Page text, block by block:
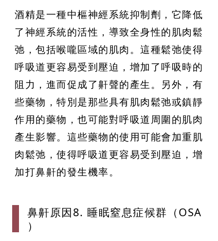
酒精是一種中樞神經系統抑制劑，它降低
了神經系統的活性，導致全身性的肌肉鬆
弛，包括喉嚨區域的肌肉。這種鬆弛使得
呼吸道更容易受到壓迫，增加了呼吸時的
阻力，進而促成了鼾聲的產生。另外，有
些藥物，特別是那些具有肌肉鬆弛或鎮靜
作用的藥物，也可能對呼吸道周圍的肌肉
產生影響。這些藥物的使用可能會加重肌
肉鬆弛，使得呼吸道更容易受到壓迫，增
加打鼻鼾的發生機率。
鼻鼾原因8. 睡眠窒息症候群（OSA
）